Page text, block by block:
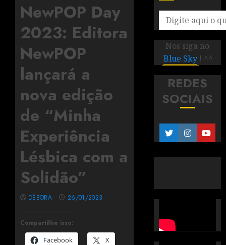
NewPOP Day
2023: Editora
NewPOP
lançará a
nova edição
de “Minha
Experiência
Lésbica com a
Solidão”
Compartilhe isso:
Facebook
X
DÉBORA 26/01/2023
Nos siga no
Blue Sky ! ^^
REDES
SOCIAIS